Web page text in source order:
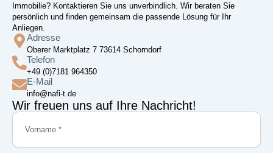
Immobilie? Kontaktieren Sie uns unverbindlich. Wir beraten Sie
persönlich und finden gemeinsam die passende Lösung für Ihr
Anliegen.
Adresse
Oberer Marktplatz 7 73614 Schorndorf
Telefon
+49 (0)7181 964350
E-Mail
info@nafi-t.de
Wir freuen uns auf Ihre Nachricht!
Vorname